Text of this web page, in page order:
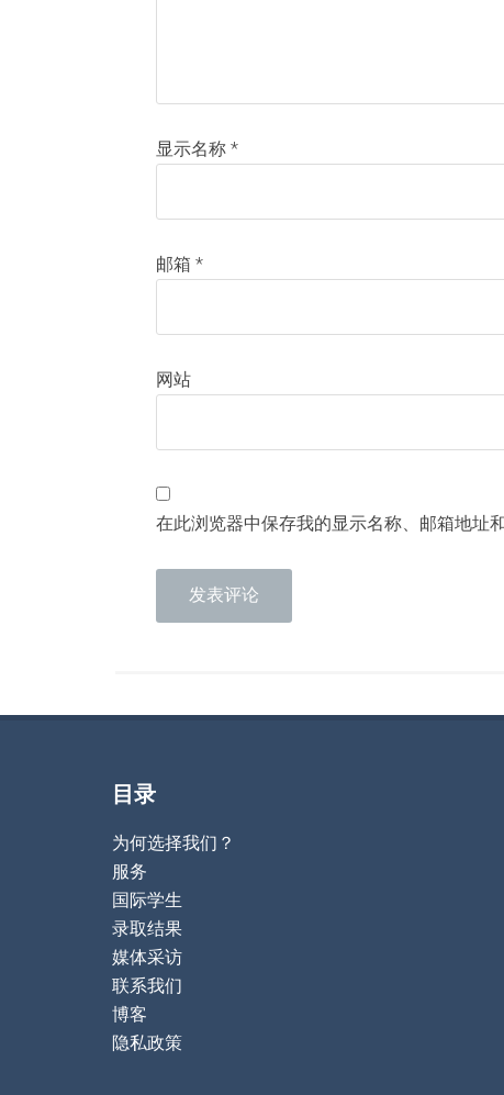
显示名称 *
邮箱 *
网站
在此浏览器中保存我的显示名称、邮箱地址
目录
为何选择我们？
服务
国际学生
录取结果
媒体采访
联系我们
博客
隐私政策